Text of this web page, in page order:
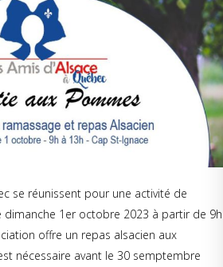
se réunissent pour une activité de
1er octobre 2023 à partir de 9h
offre un repas alsacien aux
nécessaire avant le 30 semptembre